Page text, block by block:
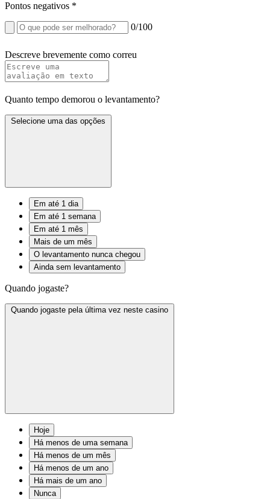
Pontos negativos *
0/100
Descreve brevemente como correu
Quanto tempo demorou o levantamento?
Selecione uma das opções
Em até 1 dia
Em até 1 semana
Em até 1 mês
Mais de um mês
O levantamento nunca chegou
Ainda sem levantamento
Quando jogaste?
Quando jogaste pela última vez neste casino
Hoje
Há menos de uma semana
Há menos de um mês
Há menos de um ano
Há mais de um ano
Nunca